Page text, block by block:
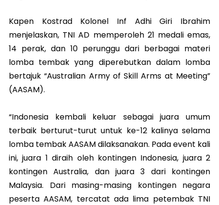
Kapen Kostrad Kolonel Inf Adhi Giri Ibrahim
menjelaskan, TNI AD memperoleh 21 medali emas,
14 perak, dan 10 perunggu dari berbagai materi
lomba tembak yang diperebutkan dalam lomba
bertajuk “Australian Army of Skill Arms at Meeting”
(AASAM).
“Indonesia kembali keluar sebagai juara umum
terbaik berturut-turut untuk ke-12 kalinya selama
lomba tembak AASAM dilaksanakan. Pada event kali
ini, juara 1 diraih oleh kontingen Indonesia, juara 2
kontingen Australia, dan juara 3 dari kontingen
Malaysia. Dari masing-masing kontingen negara
peserta AASAM, tercatat ada lima petembak TNI